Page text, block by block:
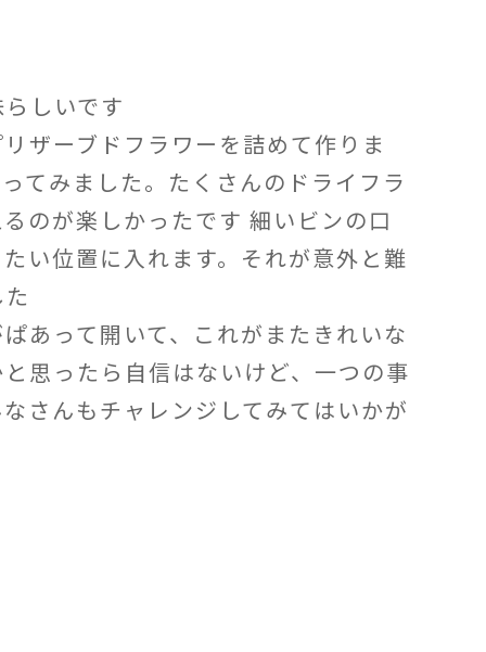
しいです
ザーブドフラワーを詰めて作りま
てみました。たくさんのドライフラ
のが楽しかったです 細いビンの口
い位置に入れます。それが意外と難
あって開いて、これがまたきれいな
思ったら自信はないけど、一つの事
さんもチャレンジしてみてはいかが